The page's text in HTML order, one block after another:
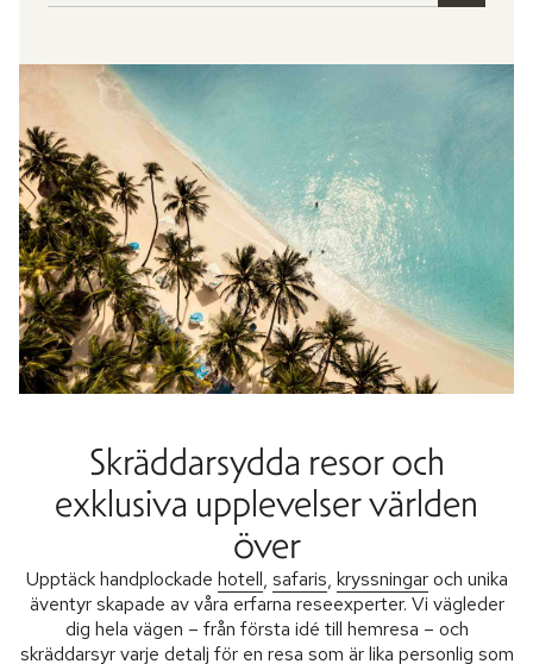
Skräddarsydda resor och
exklusiva upplevelser världen
över
Upptäck handplockade hotell, safaris, kryssningaroch unika
äventyr skapade av våra erfarna reseexperter. Vi vägleder
dig hela vägen – från första idé till hemresa – och
skräddarsyr varje detalj för en resa som är lika personlig som